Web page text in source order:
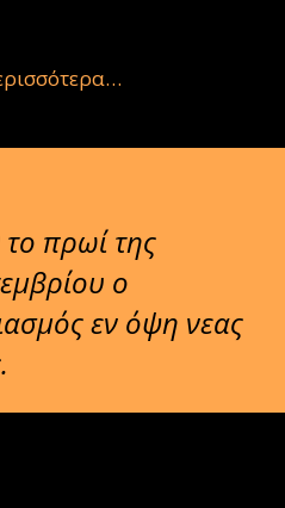
το πρωί της
ο
εν όψη νεας